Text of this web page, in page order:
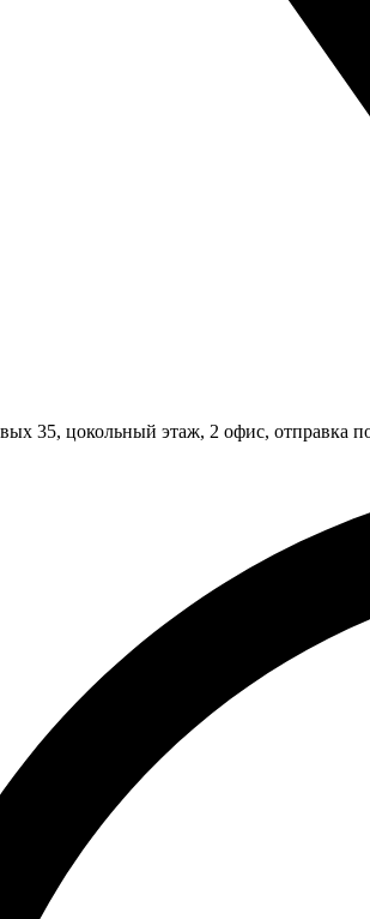
35, цокольный этаж, 2 офис, отправка